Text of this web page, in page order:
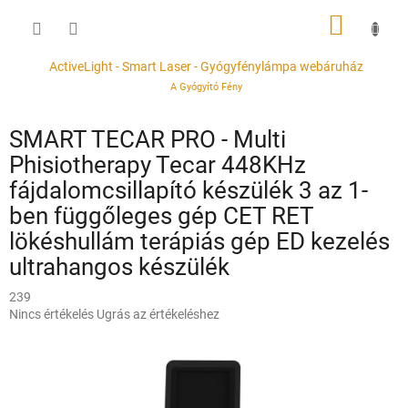
tartalomhozActiveLight - Smart Laser - Gyógyfénylámpa webáruház
A Gyógyító Fény
KOSÁR
SMART TECAR PRO - Multi
Phisiotherapy Tecar 448KHz
fájdalomcsillapító készülék 3 az 1-
ben függőleges gép CET RET
lökéshullám terápiás gép ED kezelés
ultrahangos készülék
239
A
Nincs értékelés Ugrás az értékeléshez